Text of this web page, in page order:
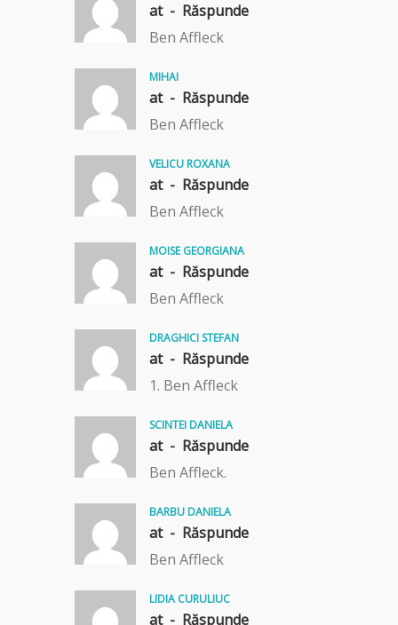
at - Răspunde
Ben Affleck
MIHAI
at - Răspunde
Ben Affleck
VELICU ROXANA
at - Răspunde
Ben Affleck
MOISE GEORGIANA
at - Răspunde
Ben Affleck
DRAGHICI STEFAN
at - Răspunde
1. Ben Affleck
SCINTEI DANIELA
at - Răspunde
Ben Affleck.
BARBU DANIELA
at - Răspunde
Ben Affleck
LIDIA CURULIUC
at - Răspunde